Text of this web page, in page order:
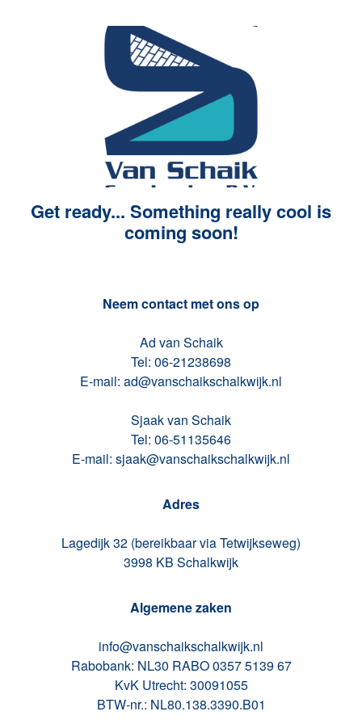
Get ready... Something really cool is
coming soon!
Neem contact met ons op
Ad van Schaik
Tel: 06-21238698
E-mail: ad@vanschaikschalkwijk.nl
Sjaak van Schaik
Tel: 06-51135646
E-mail: sjaak@vanschaikschalkwijk.nl
Adres
Lagedijk 32 (bereikbaar via Tetwijkseweg)
3998 KB Schalkwijk
Algemene zaken
info@vanschaikschalkwijk.nl
Rabobank: NL30 RABO 0357 5139 67
KvK Utrecht: 30091055
BTW-nr.: NL80.138.3390.B01